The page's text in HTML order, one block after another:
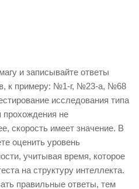
и записывайте ответы
к примеру: №1-г, №23-а, №68
исследования типа
не
скорость имеет значение. В
оценить уровень
учитывая время, которое
на структуру интеллекта.
правильные ответы, тем